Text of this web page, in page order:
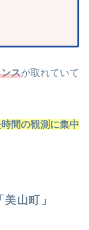
スが取れていて
間の観測に集中
山町」